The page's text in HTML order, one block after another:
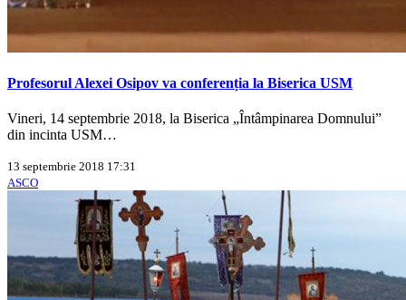
Profesorul Alexei Osipov va conferenția la Biserica USM
Vineri, 14 septembrie 2018, la Biserica „Întâmpinarea Domnului”
din incinta USM…
13 septembrie 2018 17:31
ASCO